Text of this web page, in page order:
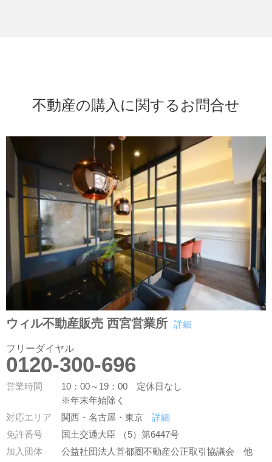
不動産の購入に関するお問合せ
ウィル不動産販売 西宮営業所 詳細
フリーダイヤル
0120-300-696
営業時間
10：00～19：00 定休日なし
※年末年始除く
対応エリア
関西・名古屋・東京
詳細
免許番号
国土交通大臣 （5）第6447号
加入団体
公益社団法人首都圏不動産公正取引協議会他